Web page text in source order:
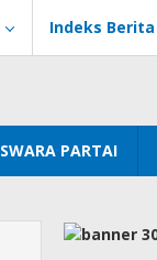
Indeks Berita
SWARA PARTAI